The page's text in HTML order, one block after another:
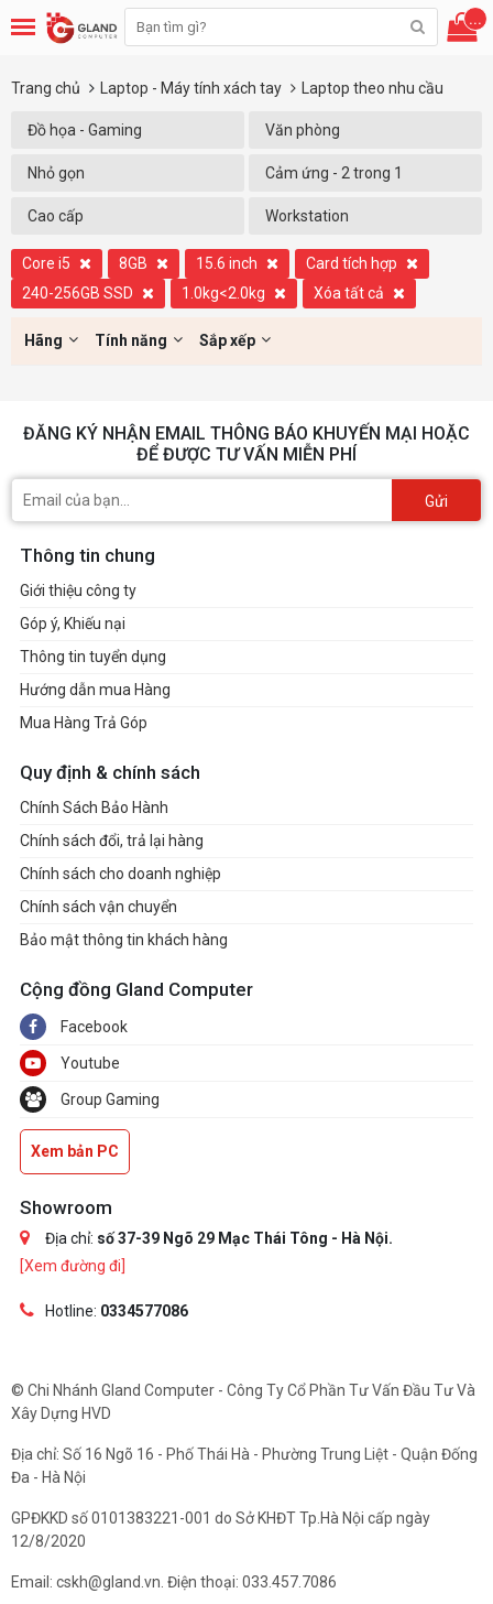
...
Trang chủ Laptop - Máy tính xách tay Laptop theo nhu cầu
Đồ họa - Gaming Văn phòng
Nhỏ gọn Cảm ứng - 2 trong 1
Cao cấp Workstation
Core i5 8GB 15.6 inch
Card tích hợp
240-256GB SSD
1.0kg<2.0kg Xóa tất cả
Hãng Tính năng Sắp xếp
ĐĂNG KÝ NHẬN EMAIL THÔNG BÁO KHUYẾN MẠI HOẶC
ĐỂ ĐƯỢC TƯ VẤN MIỄN PHÍ
Gửi
Thông tin chung
Giới thiệu công ty
Góp ý, Khiếu nại
Thông tin tuyển dụng
Hướng dẫn mua Hàng
Mua Hàng Trả Góp
Quy định & chính sách
Chính Sách Bảo Hành
Chính sách đổi, trả lại hàng
Chính sách cho doanh nghiệp
Chính sách vận chuyển
Bảo mật thông tin khách hàng
Cộng đồng Gland Computer
Facebook
Youtube
Group Gaming
Xem bản PC
Showroom
Địa chỉ: số 37-39 Ngõ 29 Mạc Thái Tông - Hà Nội.
[Xem đường đi]
Hotline: 0334577086
© Chi Nhánh Gland Computer - Công Ty Cổ Phần Tư Vấn Đầu Tư Và
Xây Dựng HVD
Địa chỉ: Số 16 Ngõ 16 - Phố Thái Hà - Phường Trung Liệt - Quận Đống
Đa - Hà Nội
GPĐKKD số 0101383221-001 do Sở KHĐT Tp.Hà Nội cấp ngày
12/8/2020
Email: cskh@gland.vn. Điện thoại: 033.457.7086